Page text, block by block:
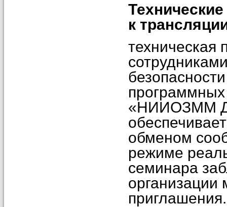
к
техническая
«НИИОЗММ
обменом
режиме
семинара
приглашения.